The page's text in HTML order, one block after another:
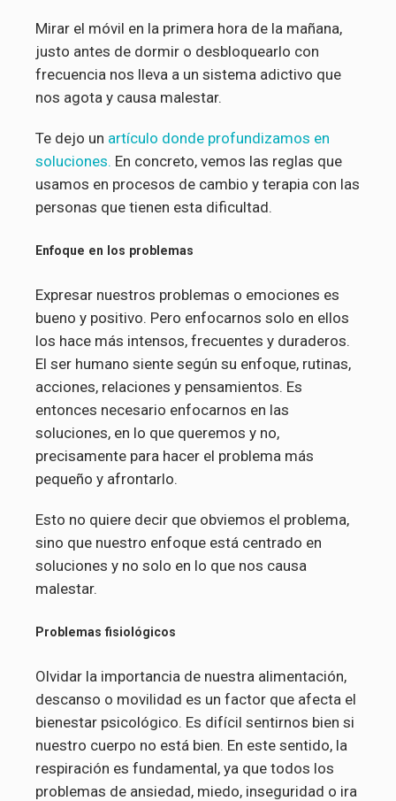
Mirar el móvil en la primera hora de la mañana,
justo antes de dormir o desbloquearlo con
frecuencia nos lleva a un sistema adictivo que
nos agota y causa malestar.
Te dejo un artículo donde profundizamos en
soluciones. En concreto, vemos las reglas que
usamos en procesos de cambio y terapia con las
personas que tienen esta dificultad.
Enfoque en los problemas
Expresar nuestros problemas o emociones es
bueno y positivo. Pero enfocarnos solo en ellos
los hace más intensos, frecuentes y duraderos.
El ser humano siente según su enfoque, rutinas,
acciones, relaciones y pensamientos. Es
entonces necesario enfocarnos en las
soluciones, en lo que queremos y no,
precisamente para hacer el problema más
pequeño y afrontarlo.
Esto no quiere decir que obviemos el problema,
sino que nuestro enfoque está centrado en
soluciones y no solo en lo que nos causa
malestar.
Problemas fisiológicos
Olvidar la importancia de nuestra alimentación,
descanso o movilidad es un factor que afecta el
bienestar psicológico. Es difícil sentirnos bien si
nuestro cuerpo no está bien. En este sentido, la
respiración es fundamental, ya que todos los
problemas de ansiedad, miedo, inseguridad o ira